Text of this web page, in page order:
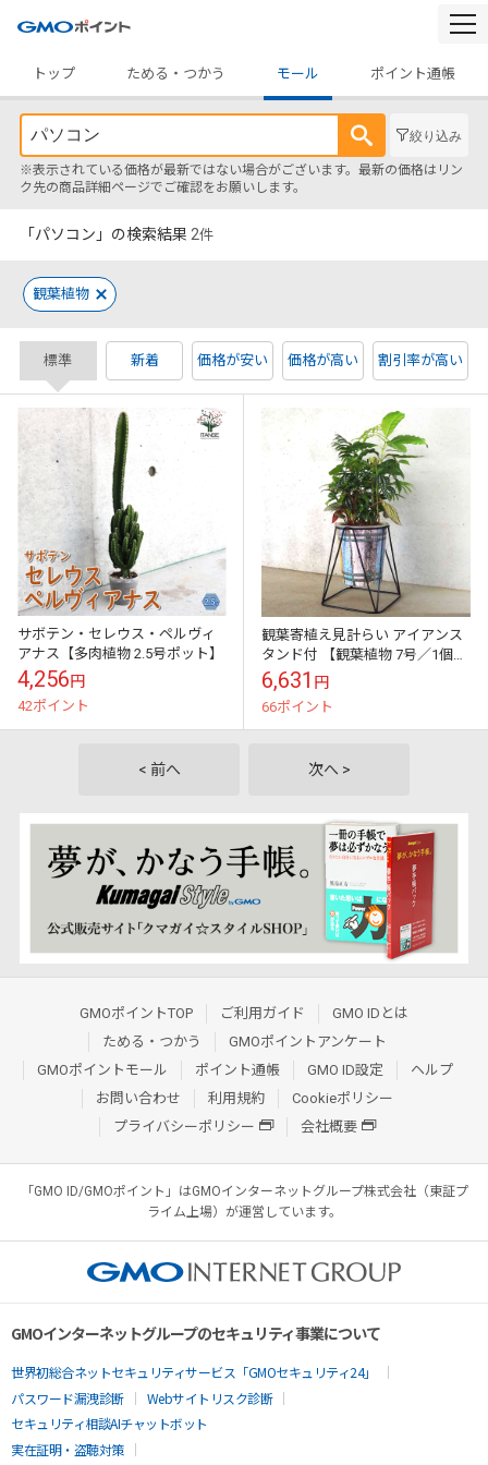
トップ
ためる・つかう モール ポイント通帳
絞り込み
※表示されている価格が最新ではない場合がございます。最新の価格はリン
ク先の商品詳細ページでご確認をお願いします。
「パソコン」の検索結果 2件
観葉植物
標準 新着 価格が安い 価格が高い 割引率が高い
サボテン・セレウス・ペルヴィ
アナス【多肉植物 2.5号ポット】
4,256円
42ポイント
観葉寄植え見計らい アイアンス
タンド付 【観葉植物 7号／1個売
り】
6,631 円
66ポイント
< 前へ 次へ >
GMOポイントTOP ご利用ガイド
GMO IDとは
ためる・つかう
GMOポイントアンケート
GMOポイントモール
ポイント通帳 GMO ID設定
ヘルプ
お問い合わせ
利用規約
Cookieポリシー
プライバシーポリシー
会社概要
「GMO ID/GMOポイント」はGMOインターネットグループ株式会社（東証プ
ライム上場）が運営しています。
GMOインターネットグループのセキュリティ事業について
世界初総合ネットセキュリティサービス「GMOセキュリティ24」
パスワード漏洩診断
Webサイトリスク診断
セキュリティ相談AIチャットボット
実在証明・盗聴対策